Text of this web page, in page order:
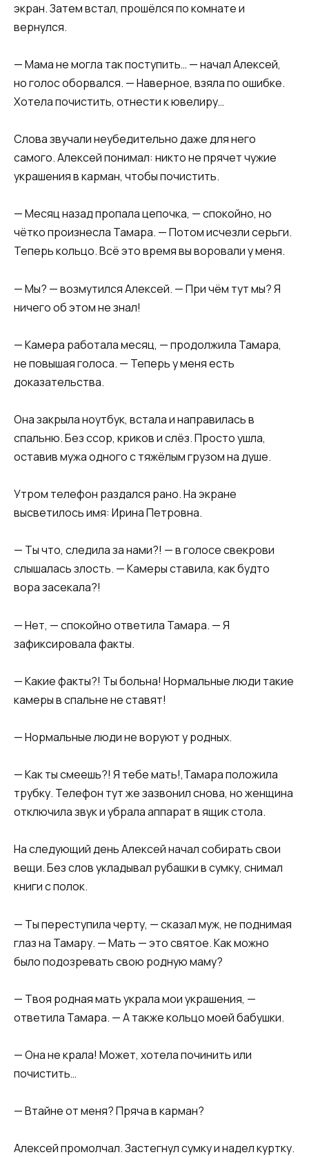
экран. Затем встал, прошёлся по комнате и
вернулся.
— Мама не могла так поступить… — начал Алексей,
но голос оборвался. — Наверное, взяла по ошибке.
Хотела почистить, отнести к ювелиру…
Слова звучали неубедительно даже для него
самого. Алексей понимал: никто не прячет чужие
украшения в карман, чтобы почистить.
— Месяц назад пропала цепочка, — спокойно, но
чётко произнесла Тамара. — Потом исчезли серьги.
Теперь кольцо. Всё это время вы воровали у меня.
— Мы? — возмутился Алексей. — При чём тут мы? Я
ничего об этом не знал!
— Камера работала месяц, — продолжила Тамара,
не повышая голоса. — Теперь у меня есть
доказательства.
Она закрыла ноутбук, встала и направилась в
спальню. Без ссор, криков и слёз. Просто ушла,
оставив мужа одного с тяжёлым грузом на душе.
Утром телефон раздался рано. На экране
высветилось имя: Ирина Петровна.
— Ты что, следила за нами?! — в голосе свекрови
слышалась злость. — Камеры ставила, как будто
вора засекала?!
— Нет, — спокойно ответила Тамара. — Я
зафиксировала факты.
— Какие факты?! Ты больна! Нормальные люди такие
камеры в спальне не ставят!
— Нормальные люди не воруют у родных.
— Как ты смеешь?! Я тебе мать!,Тамара положила
трубку. Телефон тут же зазвонил снова, но женщина
отключила звук и убрала аппарат в ящик стола.
На следующий день Алексей начал собирать свои
вещи. Без слов укладывал рубашки в сумку, снимал
книги с полок.
— Ты переступила черту, — сказал муж, не поднимая
глаз на Тамару. — Мать — это святое. Как можно
было подозревать свою родную маму?
— Твоя родная мать украла мои украшения, —
ответила Тамара. — А также кольцо моей бабушки.
— Она не крала! Может, хотела починить или
почистить…
— Втайне от меня? Пряча в карман?
Алексей промолчал. Застегнул сумку и надел куртку.